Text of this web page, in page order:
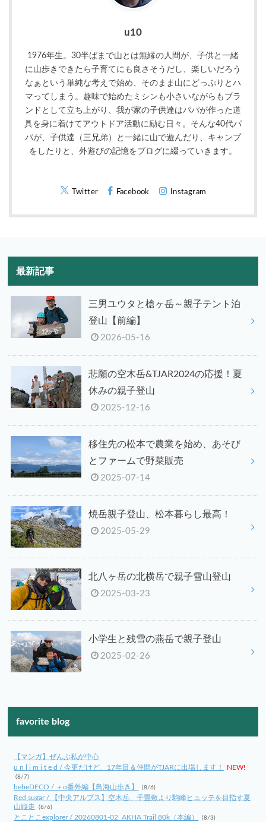
u10
1976年生。30半ばまで山とは無縁の人間が、子供と一緒
に山歩きできたら子育てにも良さそうだし、楽しいだろう
なぁという単純な考えで始め、そのまま山にどっぷりとハ
マってしまう。趣味で始めたミシンも小さいながらもブラ
ンドとして立ち上がり、我が家の子供達はパパが作った道
具を身に着けてアウトドア活動に励む日々。そんな40代パ
パが、子供達（三兄弟）と一緒に山で遊んだり、キャンプ
をしたりと、外遊びの記憶をブログに綴っていきます。
Twitter Facebook Instagram
最新記事
三男ユウタと槍ヶ岳～親子テント泊
登山【前編】
2026-05-16
悲願の空木岳&TJAR2024の応援！夏
休みの親子登山
2025-12-16
移住先の松本で農業を始め、あそび
とファームで野菜販売
2025-07-14
焼岳親子登山、松本暮らし最高！
2025-05-29
北八ヶ岳の北横岳で親子雪山登山
2025-03-23
小学生と残雪の燕岳で親子登山
2025-02-26
favorite blog
【マンガ】ぜんぶ私が中心
u n l i m i t e d / 今更だけど、17年目＆仲間がTJARに出場します！
NEW!
(8/7)
bebeDECO / ＋α番外編【鳥海山歩き】 (8/6)
Red sugar / 【中央アルプス】空木岳、千畳敷より駒峰ヒュッテを目指す夏
山縦走
(8/6)
とことこexplorer / 20260801-02_AKHA Trail 80k（本編） (8/3)